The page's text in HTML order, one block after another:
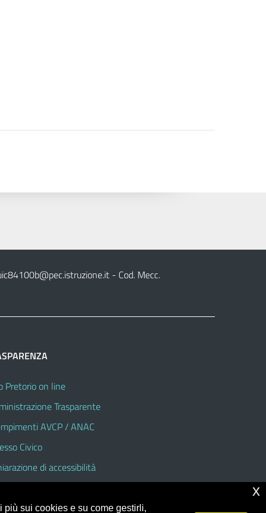
- Cod. Mecc.
Pretorio on line
Trasparente
AVCP / ANAC
Civico
di accessibilità
sui cookies e su come gestirli,
x